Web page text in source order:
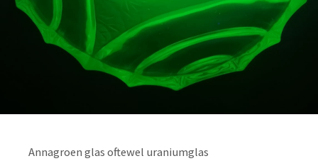
Annagroen glas oftewel uraniumglas